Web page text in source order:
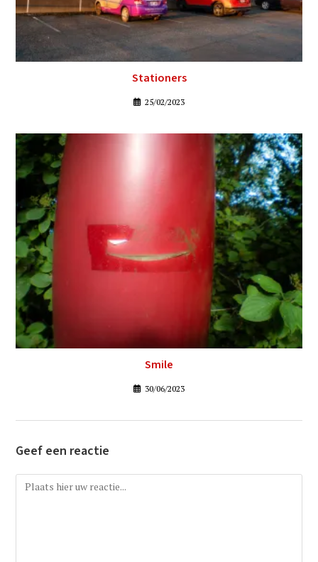
Stationers
25/02/2023
Smile
30/06/2023
Geef een reactie
Reactie